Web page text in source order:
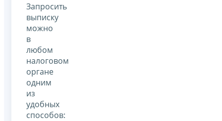
Запросить
выписку
можно
в
любом
налоговом
органе
одним
из
удобных
способов: